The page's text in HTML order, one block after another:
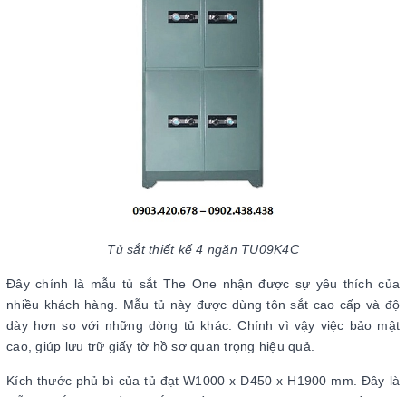
Tủ sắt thiết kế 4 ngăn TU09K4C
Đây chính là mẫu tủ sắt The One nhận được sự yêu thích của
nhiều khách hàng. Mẫu tủ này được dùng tôn sắt cao cấp và độ
dày hơn so với những dòng tủ khác. Chính vì vậy việc bảo mật
cao, giúp lưu trữ giấy tờ hồ sơ quan trọng hiệu quả.
Kích thước phủ bì của tủ đạt W1000 x D450 x H1900 mm. Đây là